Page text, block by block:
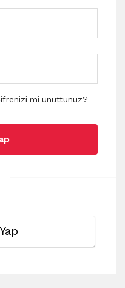
mi unuttunuz?